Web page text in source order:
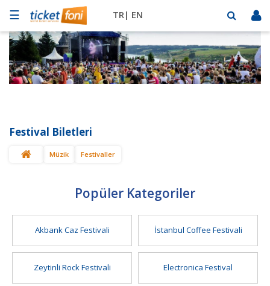
☰ TR| EN
Futbol
Basketbol
Mekanlar
Diğer
Festival Biletleri
Müzik Festivaller
Popüler Kategoriler
Akbank Caz Festivali İstanbul Coffee Festivali
Zeytinli Rock Festivali Electronica Festival